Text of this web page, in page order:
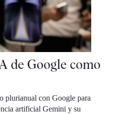
de Google como
plurianual con Google para
artificial Gemini y su